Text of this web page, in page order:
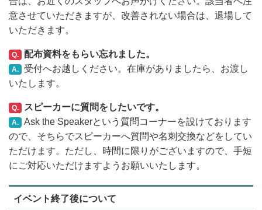
意させていただきますが、改善されない場合は、退場して
いただきます。
Q. 配布資料をもらい忘れました。
A. 受付へお越しください。在庫がありましたら、お渡し
いたします。
Q. スピーカーに質問をしたいです。
A. Ask the Speakerという質問コーナーを設けております
ので、そちらでスピーカーへ質問や名刺交換などをしてい
ただけます。ただし、時間に限りがございますので、手短
にご対応いただけますようお願いいたします。
イベント終了後について